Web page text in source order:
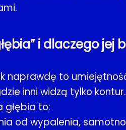
i dlaczego jej
naprawdę to
inni widzą tylko kontur.
głębia to:
od wypalenia,